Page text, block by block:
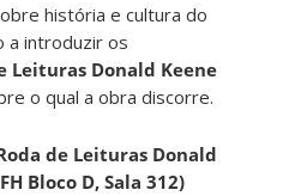
história e cultura do
a introduzir os
Leituras Donald Keene
o qual a obra discorre.
de Leituras Donald
Bloco D, Sala 312)